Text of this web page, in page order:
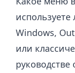
Windows,
или